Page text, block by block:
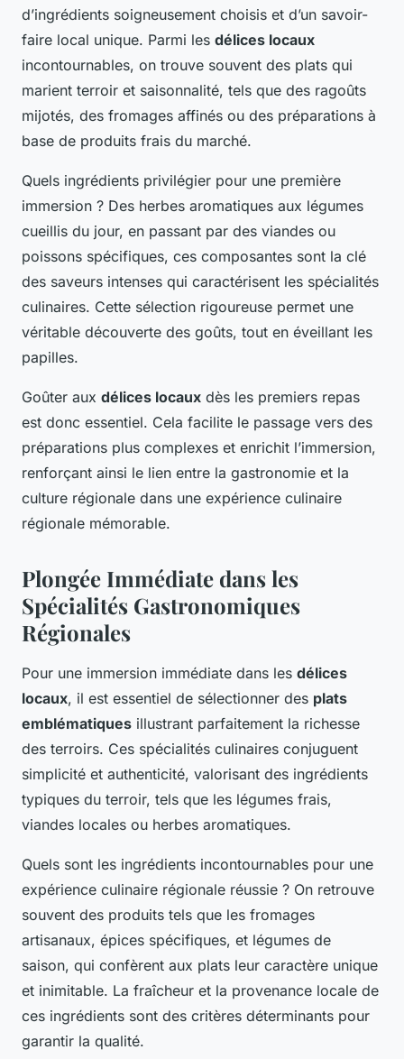
d’ingrédients soigneusement choisis et d’un savoir-
faire local unique. Parmi les délices locaux
incontournables, on trouve souvent des plats qui
marient terroir et saisonnalité, tels que des ragoûts
mijotés, des fromages affinés ou des préparations à
base de produits frais du marché.
Quels ingrédients privilégier pour une première
immersion ? Des herbes aromatiques aux légumes
cueillis du jour, en passant par des viandes ou
poissons spécifiques, ces composantes sont la clé
des saveurs intenses qui caractérisent les spécialités
culinaires. Cette sélection rigoureuse permet une
véritable découverte des goûts, tout en éveillant les
papilles.
Goûter aux délices locaux dès les premiers repas
est donc essentiel. Cela facilite le passage vers des
préparations plus complexes et enrichit l’immersion,
renforçant ainsi le lien entre la gastronomie et la
culture régionale dans une expérience culinaire
régionale mémorable.
Plongée Immédiate dans les
Spécialités Gastronomiques
Régionales
Pour une immersion immédiate dans les délices
locaux, il est essentiel de sélectionner des plats
emblématiques illustrant parfaitement la richesse
des terroirs. Ces spécialités culinaires conjuguent
simplicité et authenticité, valorisant des ingrédients
typiques du terroir, tels que les légumes frais,
viandes locales ou herbes aromatiques.
Quels sont les ingrédients incontournables pour une
expérience culinaire régionale réussie ? On retrouve
souvent des produits tels que les fromages
artisanaux, épices spécifiques, et légumes de
saison, qui confèrent aux plats leur caractère unique
et inimitable. La fraîcheur et la provenance locale de
ces ingrédients sont des critères déterminants pour
garantir la qualité.